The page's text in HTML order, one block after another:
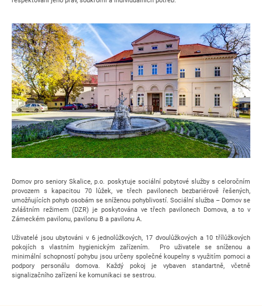
Domov pro seniory Skalice, p.o. poskytuje sociální pobytové služby s celoročním
provozem s kapacitou 70 lůžek, ve třech pavilonech bezbariérově řešených,
umožňujících pohyb osobám se sníženou pohyblivostí. Sociální služba – Domov se
zvláštním režimem (DZR) je poskytována ve třech pavilonech Domova, a to v
Zámeckém pavilonu, pavilonu B a pavilonu A.
Uživatelé jsou ubytováni v 6 jednolůžkových, 17 dvoulůžkových a 10 třílůžkových
pokojích s vlastním hygienickým zařízením. Pro uživatele se sníženou a
minimální schopností pohybu jsou určeny společné koupelny s využitím pomoci a
podpory personálu domova. Každý pokoj je vybaven standartně, včetně
signalizačního zařízení ke komunikaci se sestrou.